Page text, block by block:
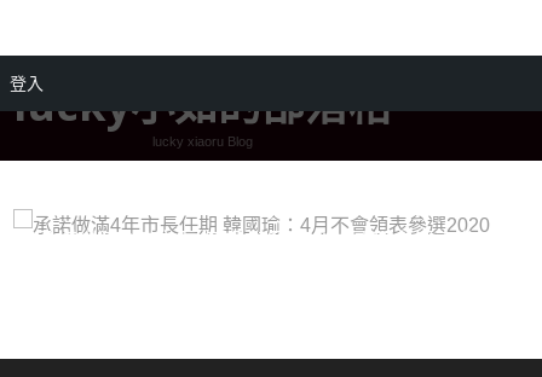
lucky小如的部落格
lucky xiaoru Blog
承諾做滿4年市長任期 韓國瑜：4月不會領表參
登入